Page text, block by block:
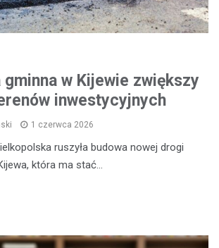
gminna w Kijewie zwiększy
inwestycyjnych
1 czerwca 2026
ruszyła budowa nowej drogi
która ma stać…